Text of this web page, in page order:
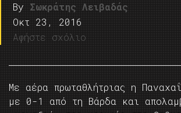
By Σωκράτης Λειβαδάς
Οκτ 23, 2016
Αφήστε σχόλιο
Με αέρα πρωταθλήτριας η
με 0-1 από τη Βάρδα και